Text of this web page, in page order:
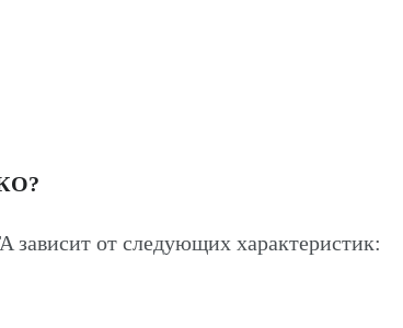
от следующих характеристик: